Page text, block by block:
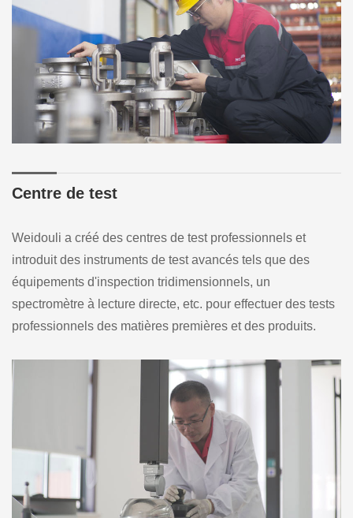
Centre de test
Weidouli a créé des centres de test professionnels et
introduit des instruments de test avancés tels que des
équipements d'inspection tridimensionnels, un
spectromètre à lecture directe, etc. pour effectuer des tests
professionnels des matières premières et des produits.